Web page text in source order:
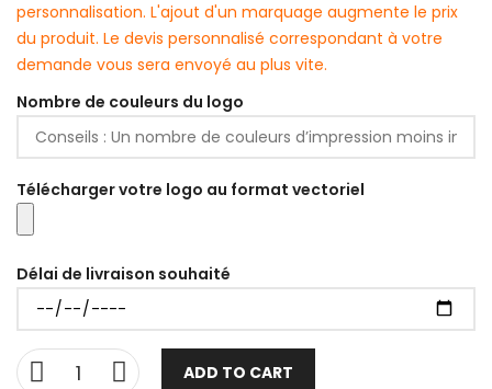
personnalisation. L'ajout d'un marquage augmente le prix
du produit. Le devis personnalisé correspondant à votre
demande vous sera envoyé au plus vite.
Nombre de couleurs du logo
Télécharger votre logo au format vectoriel
Délai de livraison souhaité
ADD TO CART